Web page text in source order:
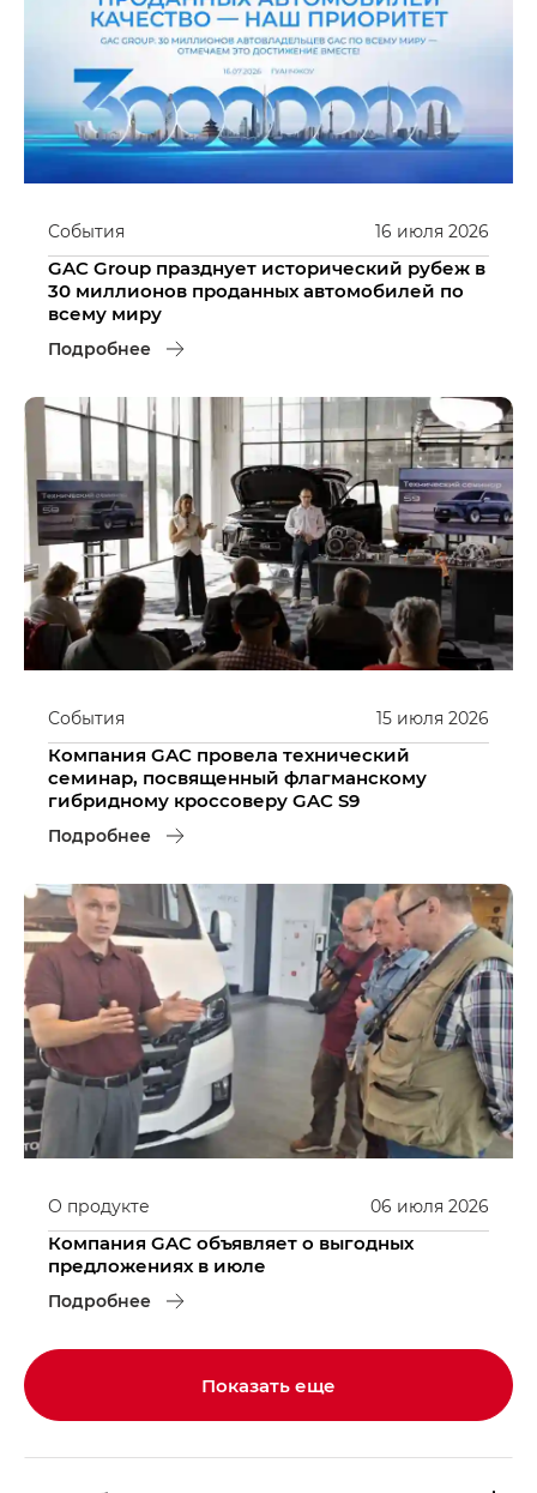
16 июля 2026
События
GAC Group празднует исторический рубеж в
30 миллионов проданных автомобилей по
всему миру
Подробнее
15 июля 2026
События
Компания GAC провела технический
семинар, посвященный флагманскому
гибридному кроссоверу GAC S9
Подробнее
06 июля 2026
О продукте
Компания GAC объявляет о выгодных
предложениях в июле
Подробнее
Показать еще